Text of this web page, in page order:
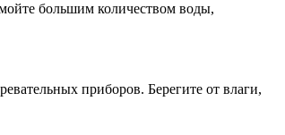
большим количеством воды,
приборов. Берегите от влаги,